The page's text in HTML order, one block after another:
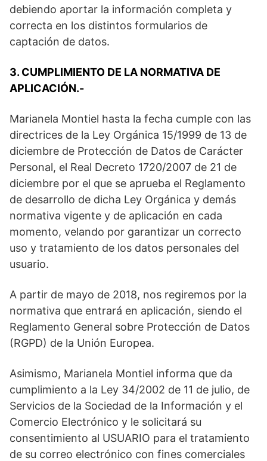
debiendo aportar la información completa y
correcta en los distintos formularios de
captación de datos.
3. CUMPLIMIENTO DE LA NORMATIVA DE
APLICACIÓN.-
Marianela Montiel hasta la fecha cumple con las
directrices de la Ley Orgánica 15/1999 de 13 de
diciembre de Protección de Datos de Carácter
Personal, el Real Decreto 1720/2007 de 21 de
diciembre por el que se aprueba el Reglamento
de desarrollo de dicha Ley Orgánica y demás
normativa vigente y de aplicación en cada
momento, velando por garantizar un correcto
uso y tratamiento de los datos personales del
usuario.
A partir de mayo de 2018, nos regiremos por la
normativa que entrará en aplicación, siendo el
Reglamento General sobre Protección de Datos
(RGPD) de la Unión Europea.
Asimismo, Marianela Montiel informa que da
cumplimiento a la Ley 34/2002 de 11 de julio, de
Servicios de la Sociedad de la Información y el
Comercio Electrónico y le solicitará su
consentimiento al USUARIO para el tratamiento
de su correo electrónico con fines comerciales